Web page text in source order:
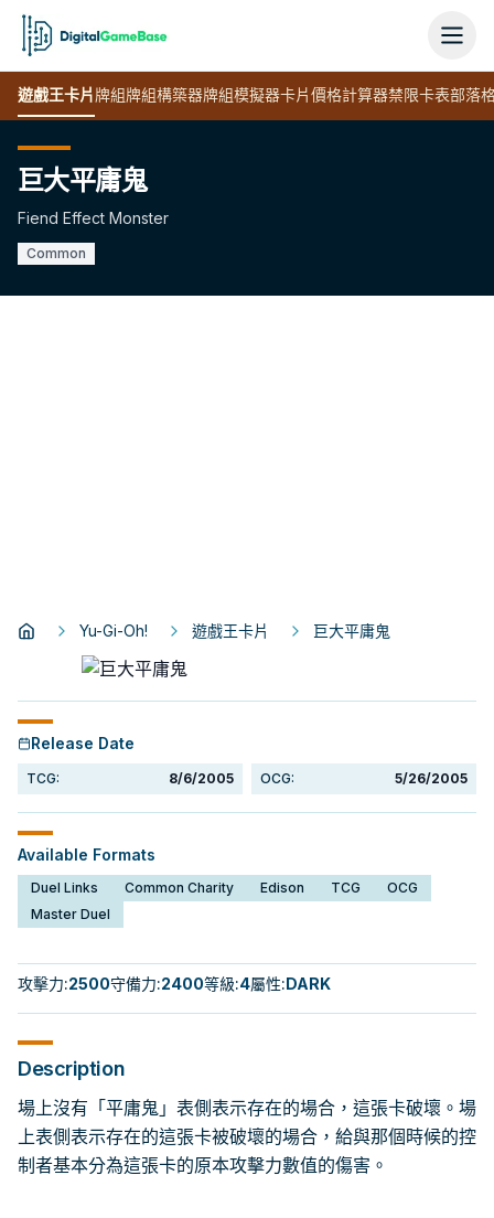
遊戲王卡片牌組牌組構築器牌組模擬器卡片價格計算器禁限卡表部落
巨大平庸鬼
Fiend Effect Monster
Common
Yu-Gi-Oh! 遊戲王卡片 巨大平庸鬼
Release Date
TCG: 8/6/2005 OCG: 5/26/2005
Available Formats
Duel Links Common Charity Edison TCG
OCG
Master Duel
攻擊力:2500守備力:2400等級:4屬性:DARK
Description
場上沒有「平庸鬼」表側表示存在的場合，這張卡破壞。場
上表側表示存在的這張卡被破壞的場合，給與那個時候的控
制者基本分為這張卡的原本攻擊力數值的傷害。